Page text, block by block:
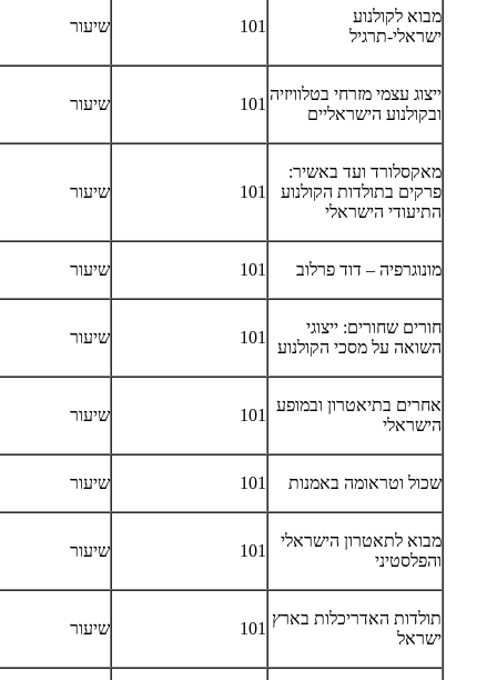
מבוא לקולנוע
ישראלי-תרגיל
101 שיעור
ייצוג עצמי מזרחי בטלוויזיה
ובקולנוע הישראליים
101 שיעור
מאקסלורד ועד באשיר:
פרקים בתולדות הקולנוע
התיעודי הישראלי
101 שיעור
מונוגרפיה – דוד פרלוב 101 שיעור
חורים שחורים: ייצוגי
השואה על מסכי הקולנוע
101 שיעור
אחרים בתיאטרון ובמופע
הישראלי
101 שיעור
שכול וטראומה באמנות 101 שיעור
מבוא לתאטרון הישראלי
והפלסטיני
101 שיעור
תולדות האדריכלות בארץ
ישראל
101 שיעור